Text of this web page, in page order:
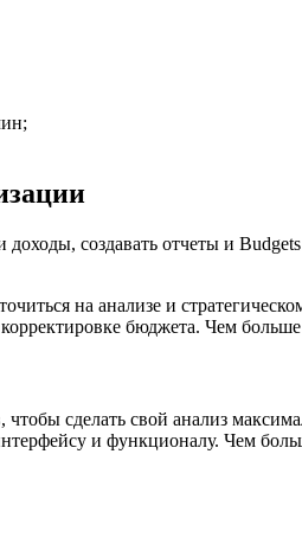
создавать отчеты и
на анализе и
бюджета. Чем
сделать свой анализ
и функционалу. Чем